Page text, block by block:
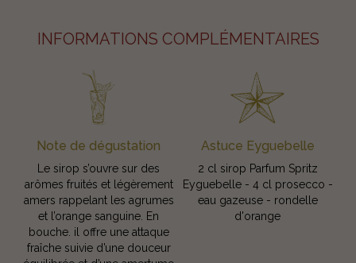
INFORMATIONS COMPLÉMENTAIRES
Note de dégustation
Le sirop s’ouvre sur des
arômes fruités et légèrement
amers rappelant les agrumes
et l’orange sanguine. En
bouche. il offre une attaque
fraîche suivie d’une douceur
Astuce Eyguebelle
2 cl sirop Parfum Spritz
Eyguebelle - 4 cl prosecco -
eau gazeuse - rondelle
d'orange